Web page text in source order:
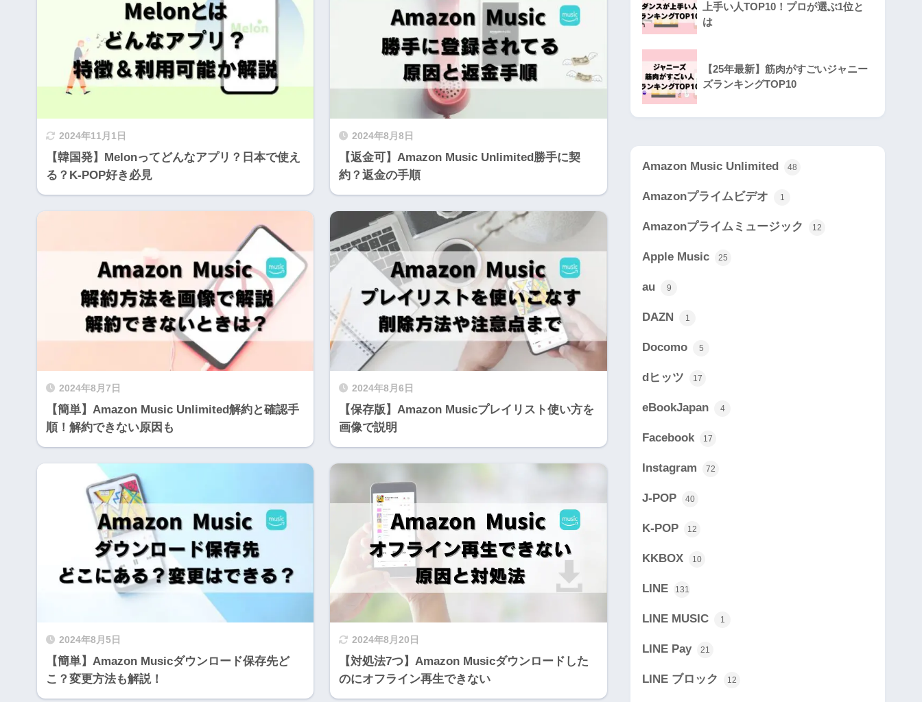
2024年11月1日
【韓国発】Melonってどんなアプリ？日本で使え
る？K-POP好き必見
2024年8月8日
【返金可】Amazon Music Unlimited勝手に契
約？返金の手順
2024年8月7日
【簡単】Amazon Music Unlimited解約と確認手
順！解約できない原因も
2024年8月6日
【保存版】Amazon Musicプレイリスト使い方を
画像で説明
2024年8月5日
【簡単】Amazon Musicダウンロード保存先ど
こ？変更方法も解説！
2024年8月20日
【対処法7つ】Amazon Musicダウンロードした
のにオフライン再生できない
上手い人TOP10！プロが選ぶ1位と
は
【25年最新】筋肉がすごいジャニー
ズランキングTOP10
Amazon Music Unlimited 48
Amazonプライムビデオ 1
Amazonプライムミュージック 12
Apple Music 25
au 9
DAZN 1
Docomo 5
dヒッツ 17
eBookJapan 4
Facebook 17
Instagram 72
J-POP 40
K-POP 12
KKBOX 10
LINE 131
LINE MUSIC 1
LINE Pay 21
LINE ブロック 12